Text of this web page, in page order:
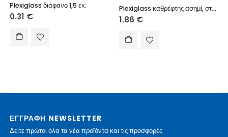
Plexiglass διάφανο 1,5 εκ.
0.31 €
Plexiglass καθρέφτης ασημί, στρόγγυλο με ευχές, 4 εκ.
1.86 €
ΕΓΓΡΑΦΗ NEWSLETTER
Δείτε πρώτοι όλα τα νέα προϊόντα και τις προσφορές